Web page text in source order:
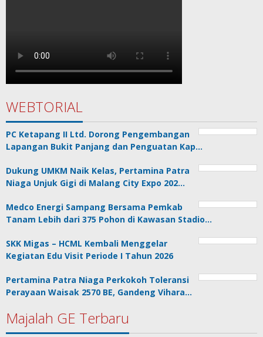
WEBTORIAL
PC Ketapang II Ltd. Dorong Pengembangan
Lapangan Bukit Panjang dan Penguatan Kap…
Dukung UMKM Naik Kelas, Pertamina Patra
Niaga Unjuk Gigi di Malang City Expo 202…
Medco Energi Sampang Bersama Pemkab
Tanam Lebih dari 375 Pohon di Kawasan Stadio…
SKK Migas – HCML Kembali Menggelar
Kegiatan Edu Visit Periode I Tahun 2026
Pertamina Patra Niaga Perkokoh Toleransi
Perayaan Waisak 2570 BE, Gandeng Vihara…
Majalah GE Terbaru